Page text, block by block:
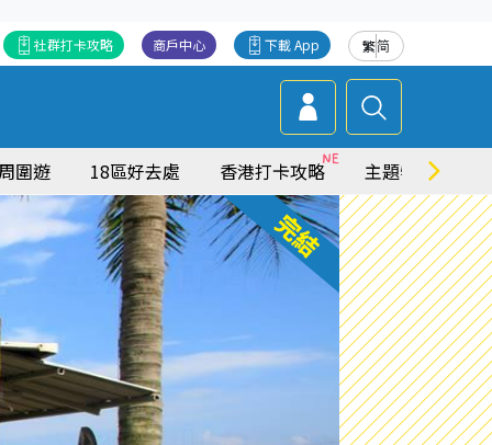
繁简
下載 App
商戶中心
社群打卡攻略
圍遊 18區好去處 香港打卡攻略 主題特集